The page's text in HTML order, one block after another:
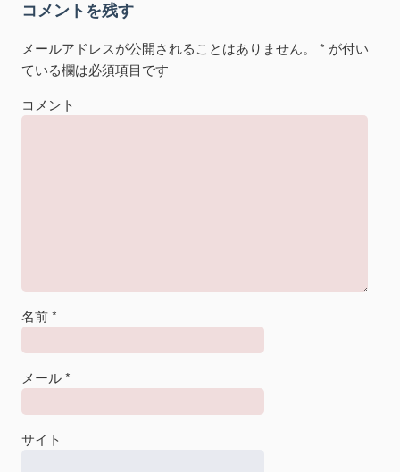
コメントを残す
メールアドレスが公開されることはありません。 * が付い
ている欄は必須項目です
コメント
名前*
メール*
サイト